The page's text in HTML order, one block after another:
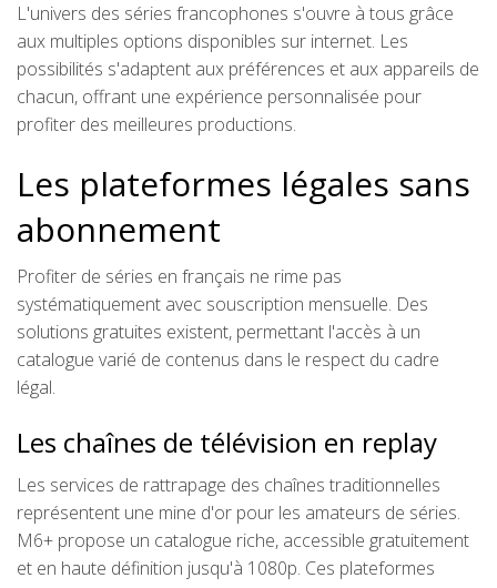
L'univers des séries francophones s'ouvre à tous grâce
aux multiples options disponibles sur internet. Les
possibilités s'adaptent aux préférences et aux appareils de
chacun, offrant une expérience personnalisée pour
profiter des meilleures productions.
Les plateformes légales sans
abonnement
Profiter de séries en français ne rime pas
systématiquement avec souscription mensuelle. Des
solutions gratuites existent, permettant l'accès à un
catalogue varié de contenus dans le respect du cadre
légal.
Les chaînes de télévision en replay
Les services de rattrapage des chaînes traditionnelles
représentent une mine d'or pour les amateurs de séries.
M6+ propose un catalogue riche, accessible gratuitement
et en haute définition jusqu'à 1080p. Ces plateformes